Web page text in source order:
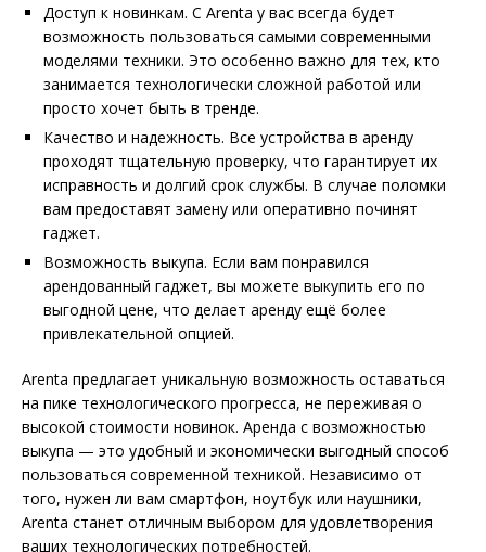
Доступ к новинкам. С Arenta у вас всегда будет
возможность пользоваться самыми современными
моделями техники. Это особенно важно для тех, кто
занимается технологически сложной работой или
просто хочет быть в тренде.
Качество и надежность. Все устройства в аренду
проходят тщательную проверку, что гарантирует их
исправность и долгий срок службы. В случае поломки
вам предоставят замену или оперативно починят
гаджет.
Возможность выкупа. Если вам понравился
арендованный гаджет, вы можете выкупить его по
выгодной цене, что делает аренду ещё более
привлекательной опцией.
Arenta предлагает уникальную возможность оставаться
на пике технологического прогресса, не переживая о
высокой стоимости новинок. Аренда с возможностью
выкупа — это удобный и экономически выгодный способ
пользоваться современной техникой. Независимо от
того, нужен ли вам смартфон, ноутбук или наушники,
Arenta станет отличным выбором для удовлетворения
ваших технологических потребностей.